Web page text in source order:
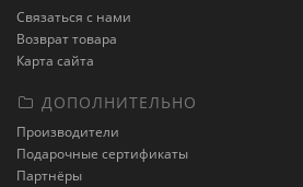
Связаться с нами
Возврат товара
Карта сайта
ДОПОЛНИТЕЛЬНО
Производители
Подарочные сертификаты
Партнёры